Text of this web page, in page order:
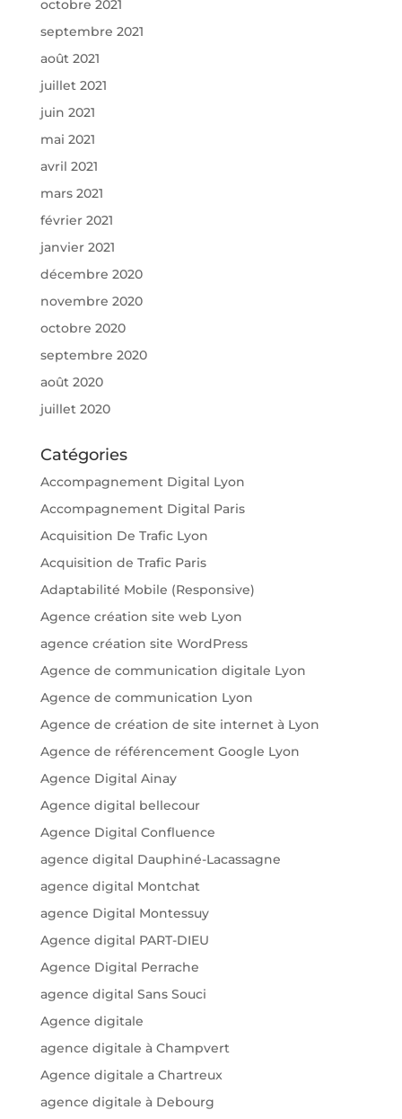
octobre 2021
septembre 2021
août 2021
juillet 2021
juin 2021
mai 2021
avril 2021
mars 2021
février 2021
janvier 2021
décembre 2020
novembre 2020
octobre 2020
septembre 2020
août 2020
juillet 2020
Catégories
Accompagnement Digital Lyon
Accompagnement Digital Paris
Acquisition De Trafic Lyon
Acquisition de Trafic Paris
Adaptabilité Mobile (Responsive)
Agence création site web Lyon
agence création site WordPress
Agence de communication digitale Lyon
Agence de communication Lyon
Agence de création de site internet à Lyon
Agence de référencement Google Lyon
Agence Digital Ainay
Agence digital bellecour
Agence Digital Confluence
agence digital Dauphiné-Lacassagne
agence digital Montchat
agence Digital Montessuy
Agence digital PART-DIEU
Agence Digital Perrache
agence digital Sans Souci
Agence digitale
agence digitale à Champvert
Agence digitale a Chartreux
agence digitale à Debourg